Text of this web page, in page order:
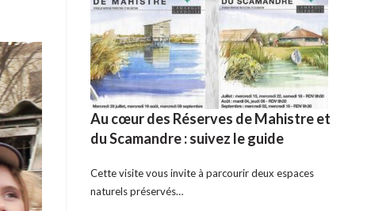
Au cœur des Réserves de Mahistre et
du Scamandre : suivez le guide
Cette visite vous invite à parcourir deux espaces
naturels préservés…